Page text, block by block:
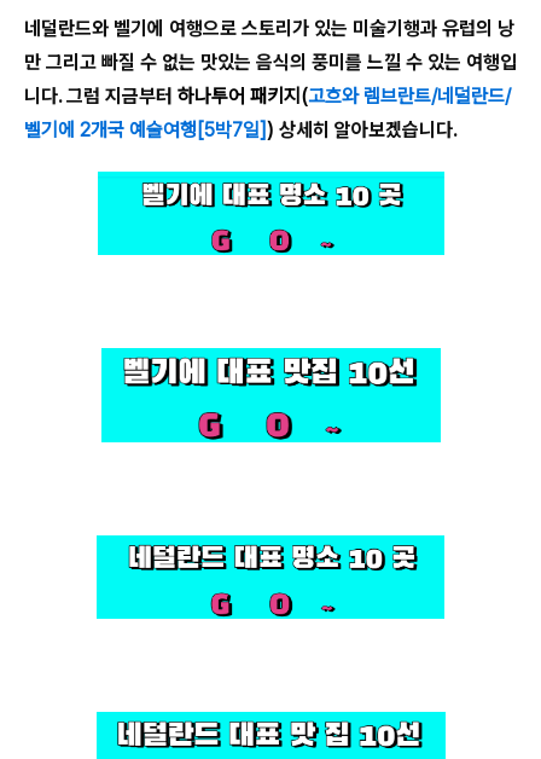
네덜란드와 벨기에 여행으로 스토리가 있는 미술기행과 유럽의 낭
만 그리고 빠질 수 없는 맛있는 음식의 풍미를 느낄 수 있는 여행입
니다. 그럼 지금부터 하나투어 패키지(고흐와 렘브란트/네덜란드/
벨기에 2개국 예술여행[5박7일]) 상세히 알아보겠습니다.